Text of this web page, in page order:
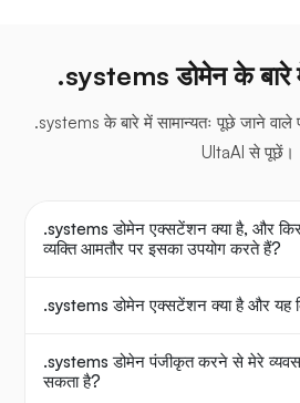
.systems डोमेन के बारे
.systems के बारे में सामान्यतः पूछे जाने वाले
UltaAI से पूछें।
.systems डोमेन एक्सटेंशन क्या है, और
व्यक्ति आमतौर पर इसका उपयोग करते हैं?
.systems डोमेन एक्सटेंशन क्या है और यह
.systems डोमेन पंजीकृत करने से मेरे
सकता है?